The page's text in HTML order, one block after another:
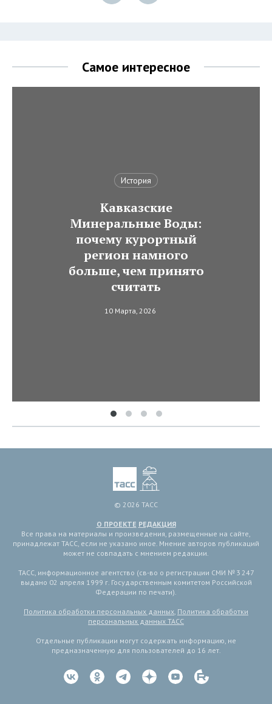
Самое интересное
История
Кавказские
Минеральные Воды:
почему курортный
регион намного
больше, чем принято
считать
10 Марта, 2026
© 2026 ТАСС
О ПРОЕКТЕ РЕДАКЦИЯ
Все права на материалы и произведения, размещенные на сайте,
принадлежат ТАСС, если не указано иное. Мнение авторов публикаций
может не совпадать с мнением редакции.
ТАСС, информационное агентство (св-во о регистрации СМИ № 3 247
выдано 02 апреля 1999 г. Государственным комитетом Российской
Федерации по печати).
Политика обработки персональных данных, Политика обработки
персональных данных ТАСС
Отдельные публикации могут содержать информацию, не
предназначенную для пользователей до 16 лет.